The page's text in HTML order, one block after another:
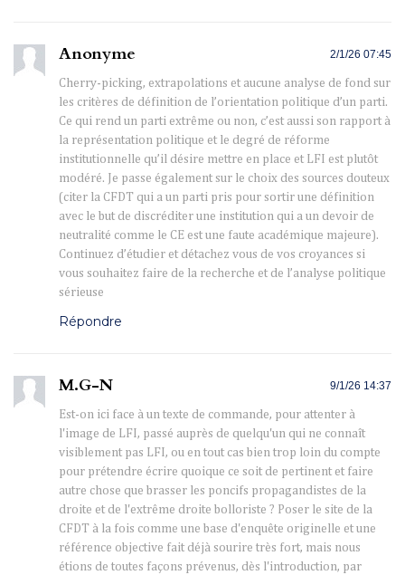
Anonyme 2/1/26 07:45
Cherry-picking, extrapolations et aucune analyse de fond sur
les critères de définition de l’orientation politique d’un parti.
Ce qui rend un parti extrême ou non, c’est aussi son rapport à
la représentation politique et le degré de réforme
institutionnelle qu’il désire mettre en place et LFI est plutôt
modéré. Je passe également sur le choix des sources douteux
(citer la CFDT qui a un parti pris pour sortir une définition
avec le but de discréditer une institution qui a un devoir de
neutralité comme le CE est une faute académique majeure).
Continuez d’étudier et détachez vous de vos croyances si
vous souhaitez faire de la recherche et de l’analyse politique
sérieuse
Répondre
M.G-N 9/1/26 14:37
Est-on ici face à un texte de commande, pour attenter à
l'image de LFI, passé auprès de quelqu'un qui ne connaît
visiblement pas LFI, ou en tout cas bien trop loin du compte
pour prétendre écrire quoique ce soit de pertinent et faire
autre chose que brasser les poncifs propagandistes de la
droite et de l'extrême droite bolloriste ? Poser le site de la
CFDT à la fois comme une base d'enquête originelle et une
référence objective fait déjà sourire très fort, mais nous
étions de toutes façons prévenus, dès l'introduction, par